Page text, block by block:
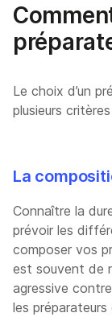
Le choix d’un
plusieurs
La
Connaître la
prévoir les
composer vos
est souvent de
agressive
les préparateurs